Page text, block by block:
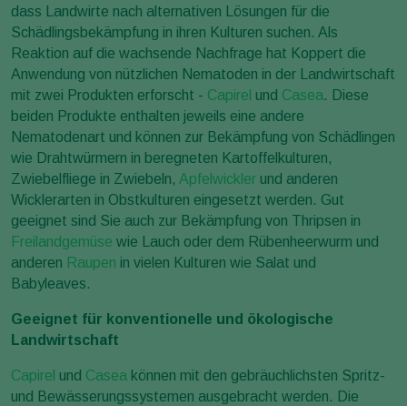
dass Landwirte nach alternativen Lösungen für die
Schädlingsbekämpfung in ihren Kulturen suchen. Als
Reaktion auf die wachsende Nachfrage hat Koppert die
Anwendung von nützlichen Nematoden in der Landwirtschaft
mit zwei Produkten erforscht - Capirel und Casea. Diese
beiden Produkte enthalten jeweils eine andere
Nematodenart und können zur Bekämpfung von Schädlingen
wie Drahtwürmern in beregneten Kartoffelkulturen,
Zwiebelfliege in Zwiebeln, Apfelwickler und anderen
Wicklerarten in Obstkulturen eingesetzt werden. Gut
geeignet sind Sie auch zur Bekämpfung von Thripsen in
Freilandgemüse wie Lauch oder dem Rübenheerwurm und
anderen Raupen in vielen Kulturen wie Salat und
Babyleaves.
Geeignet für konventionelle und ökologische
Landwirtschaft
Capirel und Casea können mit den gebräuchlichsten Spritz-
und Bewässerungssystemen ausgebracht werden. Die